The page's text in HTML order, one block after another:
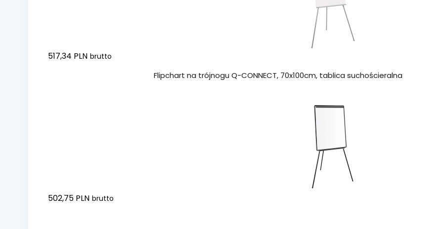
517,34 PLN brutto
Flipchart na trójnogu Q-CONNECT, 70x100cm, tablica suchościeralna
502,75 PLN brutto